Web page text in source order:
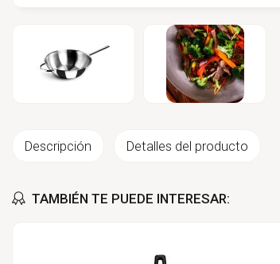
Descripción Detalles del producto
TAMBIÉN TE PUEDE INTERESAR: